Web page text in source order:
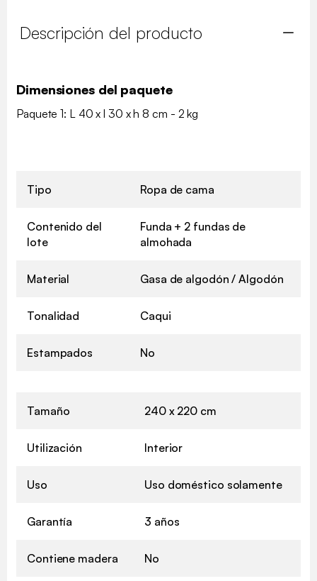
Descripción del producto
Dimensiones del paquete
Paquete 1: L 40 x l 30 x h 8 cm - 2 kg
Tipo Ropa de cama
Contenido del
lote
Funda + 2 fundas de
almohada
Material Gasa de algodón / Algodón
Tonalidad Caqui
Estampados No
Tamaño 240 x 220 cm
Utilización Interior
Uso Uso doméstico solamente
Garantía 3 años
Contiene madera No